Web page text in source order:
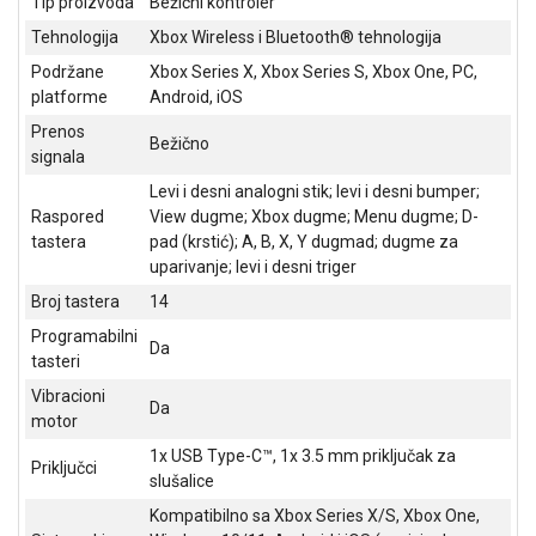
NADZOR I
SIGURNOSNA
SOFTWARE
KABLOVI I
KANCELARIJSKI
MATERIJAL
SVE
KUĆU
ŠKOLSKI
PRIBOR
BICIKLE
Tehnologija
Xbox Wireless i Bluetooth® tehnologija
Podržane
platforme
Xbox Series X, Xbox Series S, Xbox One, PC,
Android, iOS
Prenos
signala
Bežično
Raspored
tastera
Levi i desni analogni stik; levi i desni bumper;
View dugme; Xbox dugme; Menu dugme; D-
pad (krstić); A, B, X, Y dugmad; dugme za
uparivanje; levi i desni triger
Broj tastera
14
Programabilni
tasteri
Da
Vibracioni
motor
Da
Priključci
1x USB Type-C™, 1x 3.5 mm priključak za
slušalice
Kompatibilno sa Xbox Series X/S, Xbox One,